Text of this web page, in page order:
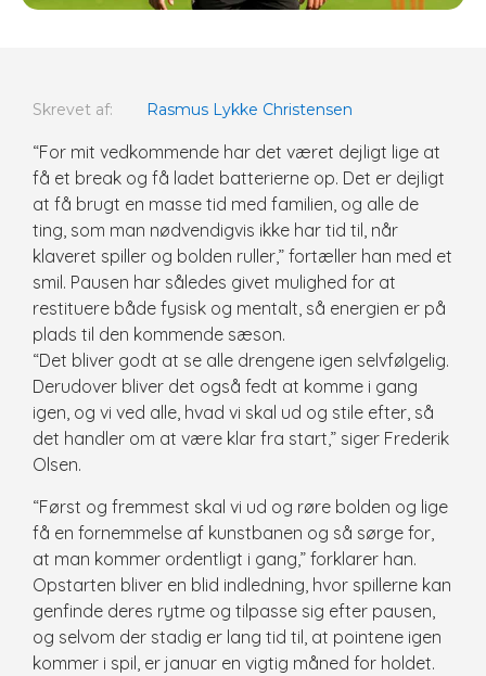
Skrevet af: Rasmus Lykke Christensen
“For mit vedkommende har det været dejligt lige at
få et break og få ladet batterierne op. Det er dejligt
at få brugt en masse tid med familien, og alle de
ting, som man nødvendigvis ikke har tid til, når
klaveret spiller og bolden ruller,” fortæller han med et
smil. Pausen har således givet mulighed for at
restituere både fysisk og mentalt, så energien er på
plads til den kommende sæson.
“Det bliver godt at se alle drengene igen selvfølgelig.
Derudover bliver det også fedt at komme i gang
igen, og vi ved alle, hvad vi skal ud og stile efter, så
det handler om at være klar fra start,” siger Frederik
Olsen.
“Først og fremmest skal vi ud og røre bolden og lige
få en fornemmelse af kunstbanen og så sørge for,
at man kommer ordentligt i gang,” forklarer han.
Opstarten bliver en blid indledning, hvor spillerne kan
genfinde deres rytme og tilpasse sig efter pausen,
og selvom der stadig er lang tid til, at pointene igen
kommer i spil, er januar en vigtig måned for holdet.